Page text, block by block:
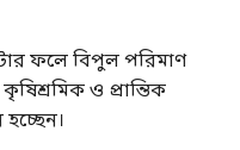
ফলে বিপুল পরিমাণ
ও প্রান্তিক